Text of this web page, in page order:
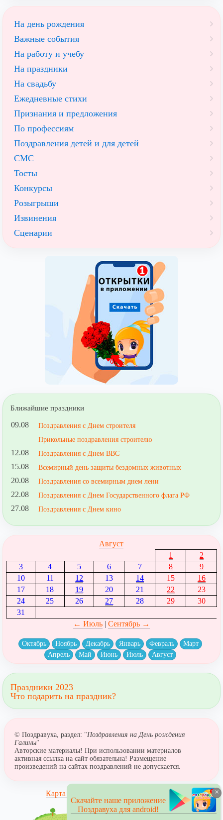
На день рождения
Важные события
На работу и учебу
На праздники
На свадьбу
Ежедневные стихи
Признания и предложения
По профессиям
Поздравления детей и для детей
СМС
Тосты
Конкурсы
Розыгрыши
Извинения
Сценарии
Ближайшие праздники
09.08
Поздравления с Днем строителя
Прикольные поздравления строителю
12.08 Поздравления с Днем ВВС
15.08 Всемирный день защиты бездомных животных
20.08 Поздравления со всемирным днем лени
22.08 Поздравления с Днем Государственного флага РФ
27.08 Поздравления с Днем кино
Август
1
2
3
4 5 6 7 8
9
10
11 12 13 14 15
16
17
18 19 20 21 22
23
24
25 26 27 28 29
30
31
← Июль| Сентябрь →
Октябрь Ноябрь Декабрь Январь Февраль
Март
Апрель
Май Июнь Июль Август
Праздники 2023
Что подарить на праздник?
© Поздравуха, раздел: "Поздравления на День рождения
Галины"
Авторские материалы! При использовании материалов
активная ссылка на сайт обязательна! Размещение
произведений на сайтах поздравлений не допускается.
Карта сайта
×
Скачайте наше приложение
Поздравуха для android!